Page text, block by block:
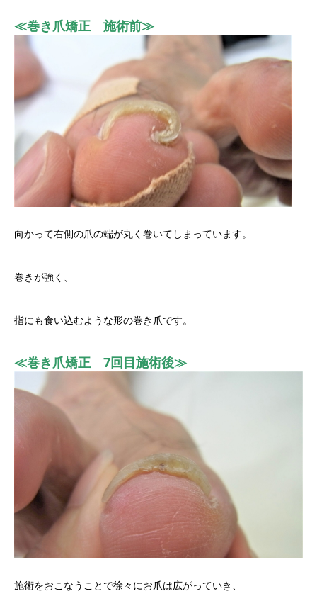
≪巻き爪矯正 施術前≫
向かって右側の爪の端が丸く巻いてしまっています。
巻きが強く、
指にも食い込むような形の巻き爪です。
≪巻き爪矯正 7回目施術後≫
施術をおこなうことで徐々にお爪は広がっていき、